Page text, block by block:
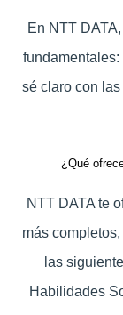
En NTT
sé claro con
¿Qué
NTT DATA te
más
las
Habilidades